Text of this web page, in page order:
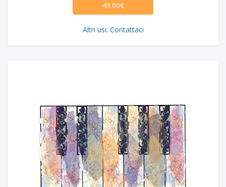
49.00€
Altri usi: Contattaci